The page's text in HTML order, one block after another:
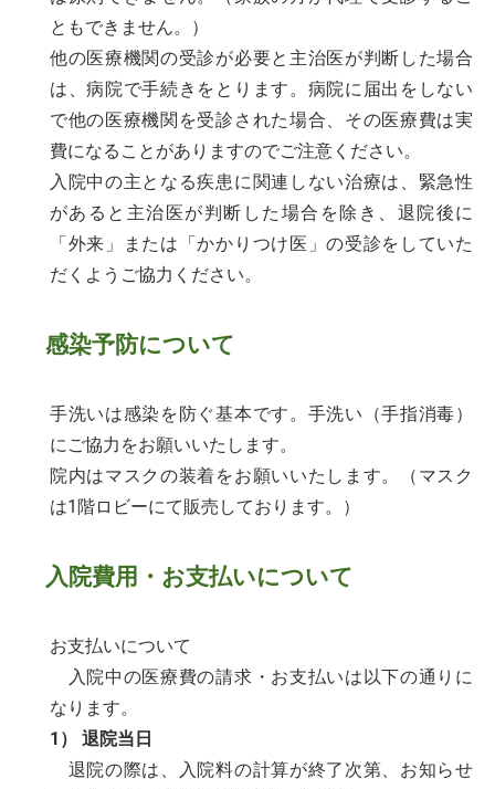
ともできません。）
他の医療機関の受診が必要と主治医が判断した場合
は、病院で手続きをとります。病院に届出をしない
で他の医療機関を受診された場合、その医療費は実
費になることがありますのでご注意ください。
入院中の主となる疾患に関連しない治療は、緊急性
があると主治医が判断した場合を除き、退院後に
「外来」または「かかりつけ医」の受診をしていた
だくようご協力ください。
感染予防について
手洗いは感染を防ぐ基本です。手洗い（手指消毒）
にご協力をお願いいたします。
院内はマスクの装着をお願いいたします。（マスク
は1階ロビーにて販売しております。）
入院費用・お支払いについて
お支払いについて
入院中の医療費の請求・お支払いは以下の通りに
なります。
1） 退院当日
退院の際は、入院料の計算が終了次第、お知らせ